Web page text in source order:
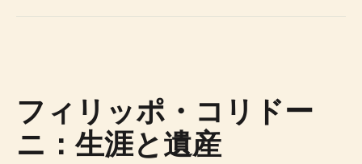
フィリッポ・コリドー
ニ：生涯と遺産